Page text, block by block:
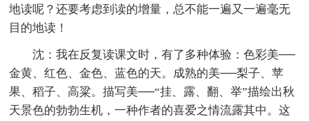
地读呢？还要考虑到读的增量，总不能一遍又一遍毫无
目的地读！
沈：我在反复读课文时，有了多种体验：色彩美──
金黄、红色、金色、蓝色的天。成熟的美──梨子、苹
果、稻子、高粱。描写美──“挂、露、翻、举”描绘出秋
天景色的勃勃生机，一种作者的喜爱之情流露其中。这